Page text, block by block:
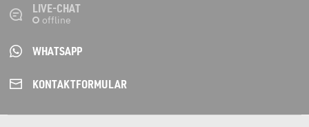
LIVE-CHAT
WHATSAPP
KONTAKT­FORMULAR